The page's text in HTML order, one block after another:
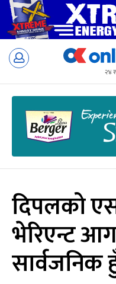
Skip
२४
दिपलको
भेरिएन्ट
सार्वजनिक